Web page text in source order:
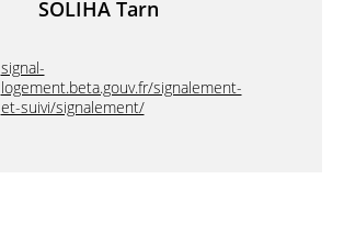
SOLIHA Tarn
signal-
logement.beta.gouv.fr/signalement-
et-suivi/signalement/